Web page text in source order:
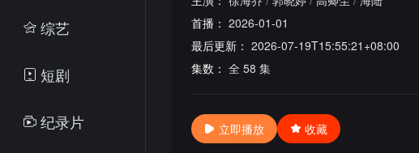
综艺
短剧
纪录片
首播： 2026-01-01
最后更新： 2026-07-19T15:55:21+08:00
集数： 全 58 集
立即播放 收藏